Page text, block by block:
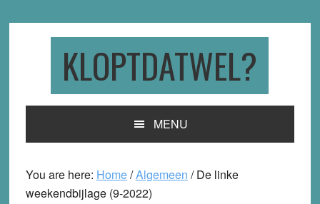
KLOPTDATWEL?
MENU
You are here: Home/Algemeen /De linke
weekendbijlage (9-2022)